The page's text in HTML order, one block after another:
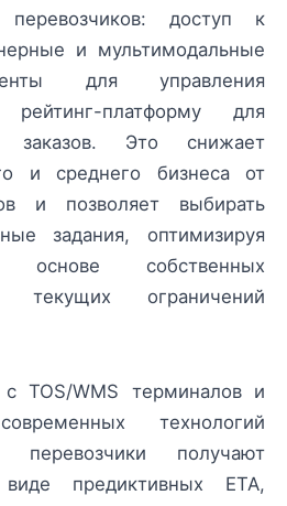
доступ к
и мультимодальные
для управления
платформу для
заказов. Это снижает
и среднего бизнеса от
и позволяет выбирать
задания, оптимизируя
собственных
текущих ограничений
TOS/WMS терминалов и
технологий
получают
предиктивных ETA,